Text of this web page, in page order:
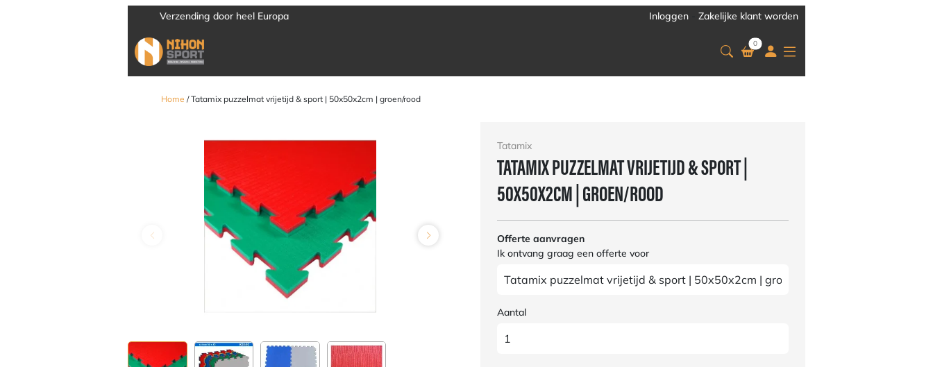
Verzending door heel Europa Inloggen Zakelijke klant worden
0
Home / Tatamix puzzelmat vrijetijd & sport | 50x50x2cm | groen/rood
Tatamix
TATAMIX PUZZELMAT VRIJETIJD & SPORT |
50X50X2CM | GROEN/ROOD
Offerte aanvragen
Ik ontvang graag een offerte voor
Aantal